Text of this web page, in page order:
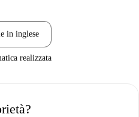
in inglese
realizzata